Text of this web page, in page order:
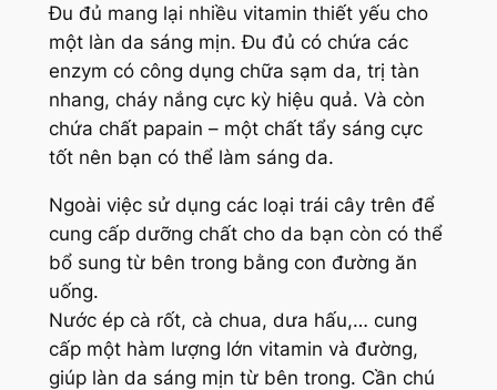
Đu đủ mang lại nhiều vitamin thiết yếu cho
một làn da sáng mịn. Đu đủ có chứa các
enzym có công dụng chữa sạm da, trị tàn
nhang, cháy nắng cực kỳ hiệu quả. Và còn
chứa chất papain – một chất tẩy sáng cực
tốt nên bạn có thể làm sáng da.
Ngoài việc sử dụng các loại trái cây trên để
cung cấp dưỡng chất cho da bạn còn có thể
bổ sung từ bên trong bằng con đường ăn
uống.
Nước ép cà rốt, cà chua, dưa hấu,… cung
cấp một hàm lượng lớn vitamin và đường,
giúp làn da sáng mịn từ bên trong. Cần chú